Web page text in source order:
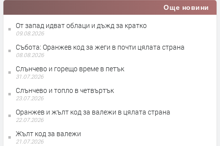
Още новини
От запад идват облаци и дъжд за кратко
09.08.2026
Събота: Оранжев код за жеги в почти цялата страна
08.08.2026
Слънчево и горещо време в петък
31.07.2026
Слънчево и топло в четвъртък
23.07.2026
Оранжев и жълт код за валежи в цялата страна
22.07.2026
Жълт код за валежи
21.07.2026